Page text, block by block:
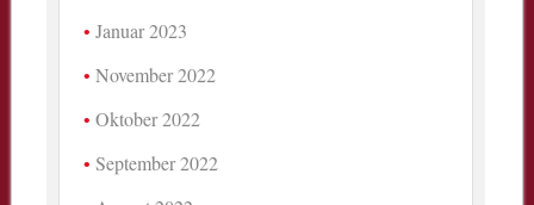
Januar 2023
November 2022
Oktober 2022
September 2022